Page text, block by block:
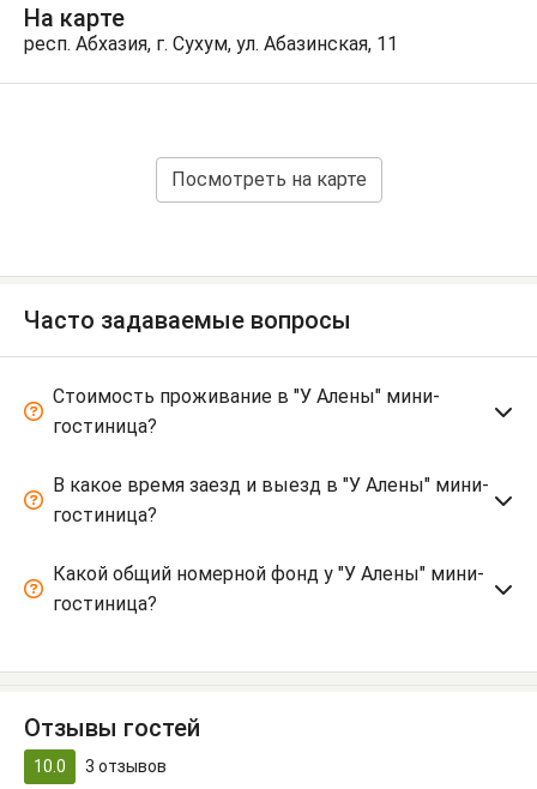
На карте
респ. Абхазия, г. Сухум, ул. Абазинская, 11
Посмотреть на карте
Часто задаваемые вопросы
Стоимость проживание в "У Алены" мини-
гостиница?
В какое время заезд и выезд в "У Алены" мини-
гостиница?
Какой общий номерной фонд у "У Алены" мини-
гостиница?
Отзывы гостей
10.0 3 отзывов